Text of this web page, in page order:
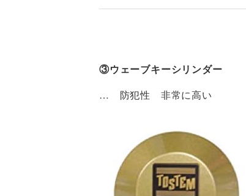
③ウェーブキーシリンダー
… 防犯性 非常に高い